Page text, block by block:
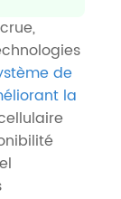
de
la